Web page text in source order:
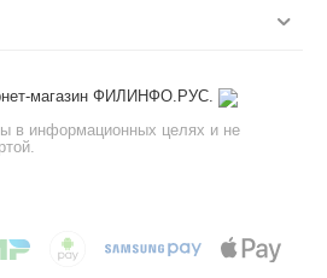
магазин ФИЛИНФО.РУС.
в информационных целях и не